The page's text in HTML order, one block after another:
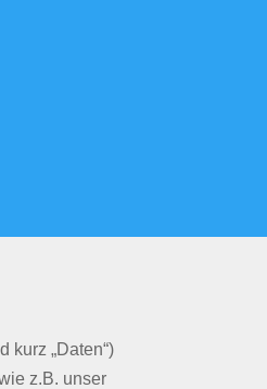
kurz „Daten“)
z.B. unser